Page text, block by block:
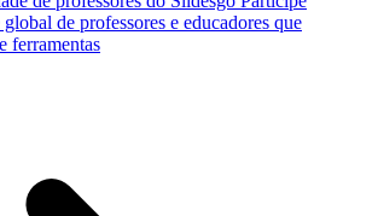
de professores e educadores que
ferramentas